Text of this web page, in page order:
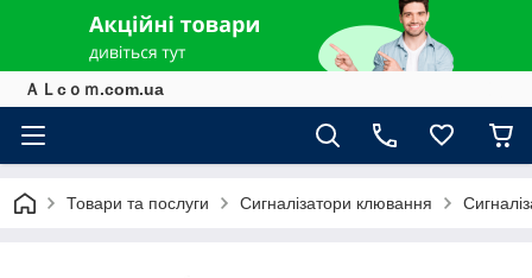
ＡＬcｏｍ.com.ua
Товари та послуги Сигналізатори клювання